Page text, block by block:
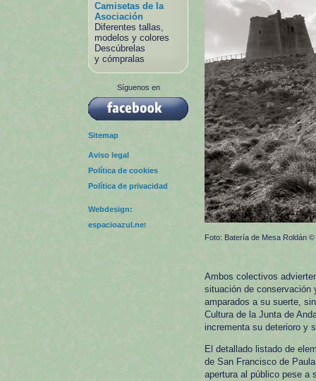
Camisetas de la
Asociación
Diferentes tallas,
modelos y colores
Descúbrelas
y cómpralas
Síguenos en
Sitemap
Aviso legal
Política de cookies
Política de privacidad
Webdesign:
espacioazul.net
Foto: Batería de Mesa Roldán
Ambos colectivos
situación de conservación
amparados a su suerte,
Cultura de la Junta de
incrementa su deterioro y
El detallado listado de
de San Francisco de
apertura al público pese a